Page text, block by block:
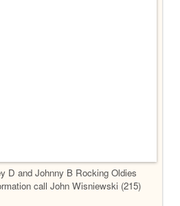
D and Johnny B Rocking Oldies
call John Wisniewski (215)